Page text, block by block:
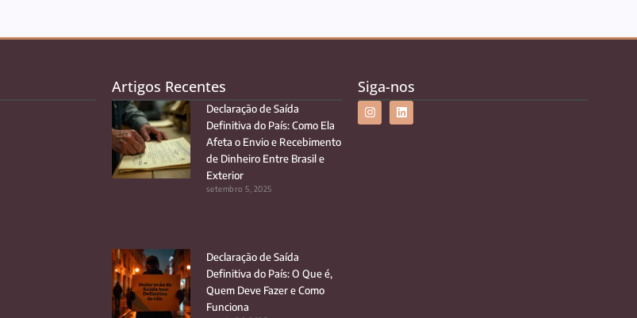
Artigos Recentes
Declaração de Saída
Definitiva do País: Como Ela
Afeta o Envio e Recebimento
de Dinheiro Entre Brasil e
Exterior
setembro 5, 2025
Declaração de Saída
Definitiva do País: O Que é,
Quem Deve Fazer e Como
Funciona
Siga-nos